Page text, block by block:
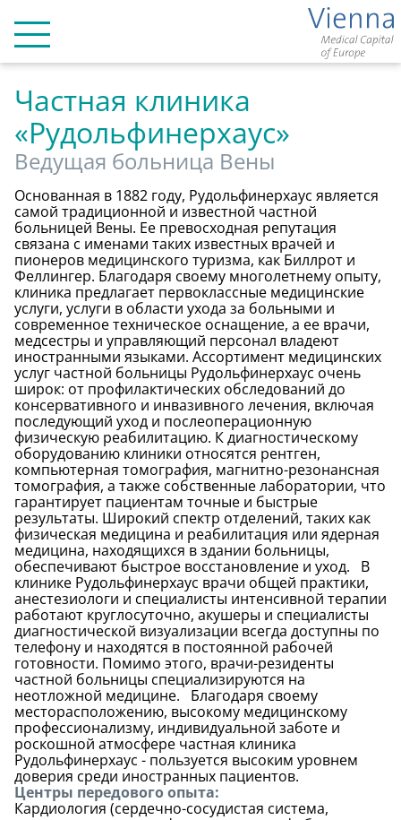
Главная
ЧАСТНЫЕ КЛИНИКИ
ОТЕЛИ В ВЕНЕ
Контакт
Deutsch
English
Русский
Частная клиника
«Рудольфинерхаус»
Ведущая больница Вены
Основанная в 1882 году, Рудольфинерхаус является
самой традиционной и известной частной
больницей Вены. Ее превосходная репутация
связана с именами таких известных врачей и
пионеров медицинского туризма, как Биллрот и
Феллингер. Благодаря своему многолетнему опыту,
клиника предлагает первоклассные медицинские
услуги, услуги в области ухода за больными и
современное техническое оснащение, а ее врачи,
медсестры и управляющий персонал владеют
иностранными языками. Ассортимент медицинских
услуг частной больницы Рудольфинерхаус очень
широк: от профилактических обследований до
консервативного и инвазивного лечения, включая
последующий уход и послеоперационную
физическую реабилитацию. К диагностическому
оборудованию клиники относятся рентген,
компьютерная томография, магнитно-резонансная
томография, а также собственные лаборатории, что
гарантирует пациентам точные и быстрые
результаты. Широкий спектр отделений, таких как
физическая медицина и реабилитация или ядерная
медицина, находящихся в здании больницы,
обеспечивают быстрое восстановление и уход. В
клинике Рудольфинерхаус врачи общей практики,
анестезиологи и специалисты интенсивной терапии
работают круглосуточно, акушеры и специалисты
диагностической визуализации всегда доступны по
телефону и находятся в постоянной рабочей
готовности. Помимо этого, врачи-резиденты
частной больницы специализируются на
неотложной медицине. Благодаря своему
месторасположению, высокому медицинскому
профессионализму, индивидуальной заботе и
роскошной атмосфере частная клиника
Рудольфинерхаус - пользуется высоким уровнем
доверия среди иностранных пациентов.
Центры передового опыта:
Кардиология (сердечно-сосудистая система,